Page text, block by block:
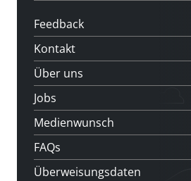
Feedback
Kontakt
Über uns
Jobs
Medienwunsch
FAQs
Überweisungsdaten